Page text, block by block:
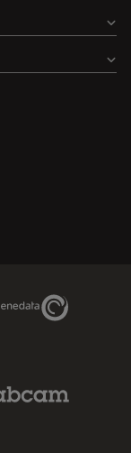
Genedata Link